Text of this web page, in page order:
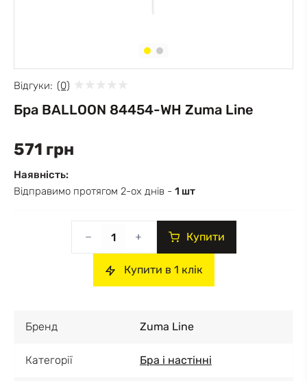
Відгуки: (0)
Бра BALLOON 84454-WH Zuma Line
571 грн
Наявність:
Відправимо протягом 2-ох днів - 1 шт
Купити
Купити в 1 клік
Бренд Zuma Line
Категорії Бра і настінні